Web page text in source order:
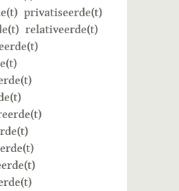
privatiseerde(t)
relativeerde(t)